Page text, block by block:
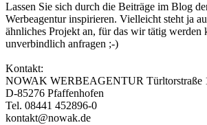
Lassen Sie sich durch die Beiträge im Blog
Werbeagentur inspirieren. Vielleicht steht ja
ähnliches Projekt an, für das wir tätig werden
unverbindlich anfragen ;-)
Kontakt:
NOWAK WERBEAGENTUR Türltorstraße
D-85276 Pfaffenhofen
Tel. 08441 452896-0
kontakt@nowak.de